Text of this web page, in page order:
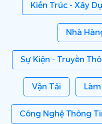
Kiến Trúc - Xây
Nhà
Sự Kiện - Truyền
Vận Tải
Công Nghệ Thông